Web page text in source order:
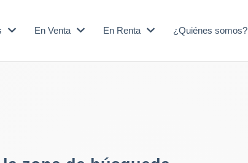
En Venta En Renta ¿Quiénes somos?